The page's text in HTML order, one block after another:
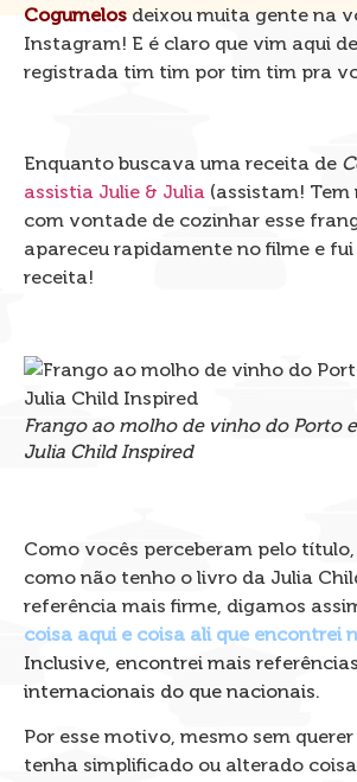
Cogumelos deixou muita gente na
Instagram! E é claro que vim aqui
registrada tim tim por tim tim pra
Enquanto buscava uma receita de
assistia Julie & Julia (assistam!
com vontade de cozinhar esse
apareceu rapidamente no filme e
receita!
Frango ao molho de vinho do Porto
Julia Child Inspired
Como vocês perceberam pelo título,
como não tenho o livro da Julia
referência mais firme, digamos
coisa aqui e coisa ali que encontrei
Inclusive, encontrei mais
internacionais do que nacionais.
Por esse motivo, mesmo sem
tenha simplificado ou alterado